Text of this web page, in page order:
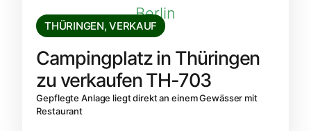
THÜRINGEN,VERKAUF
Campingplatz in Thüringen
zu verkaufen TH-703
Gepflegte Anlage liegt direkt an einem Gewässer mit
Restaurant